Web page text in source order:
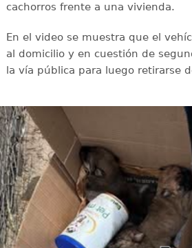
cachorros frente a una vivienda.
En el video se muestra que el
al domicilio y en cuestión de
la vía pública para luego retirarse